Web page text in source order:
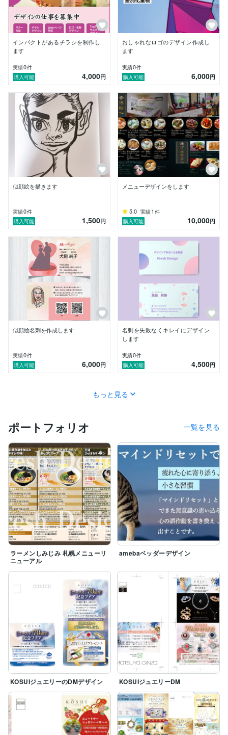
インパクトがあるチラシを制作し
ます
実績0件
購入可能
4,000円
おしゃれなロゴのデザイン作成し
ます
実績0件
購入可能
6,000円
似顔絵を描きます
実績0件
購入可能
1,500円
メニューデザインをします
5.0 実績1 件
購入可能
10,000円
似顔絵名刺を作成します
実績0件
購入可能
6,000円
名刺を失敗なくキレイにデザイン
します
実績0件
購入可能
4,500円
もっと見る
ポートフォリオ 一覧を見る
ラーメンしみじみ 札幌メニューリ
ニューアル
amebaベッダーデザイン
KOSUIジュエリーのDMデザイン KOSUIジュエリーDM